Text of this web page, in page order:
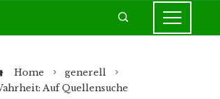
Home
generell
Auf Quellensuche